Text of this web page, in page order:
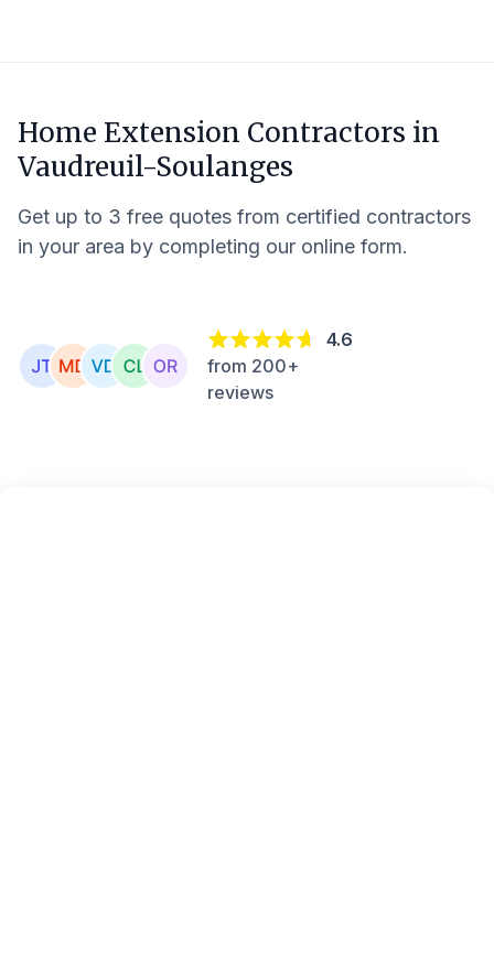
Home Extension Contractors in
Vaudreuil-Soulanges
Get up to 3 free quotes from certified contractors
in your area by completing our online form.
4.6
from 200+
reviews